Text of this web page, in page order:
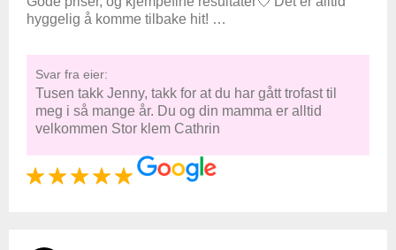
hyggelig å komme tilbake hit! …
Svar fra eier:
Tusen takk Jenny, takk for at du har gått trofast til
meg i så mange år. Du og din mamma er alltid
velkommen Stor klem Cathrin